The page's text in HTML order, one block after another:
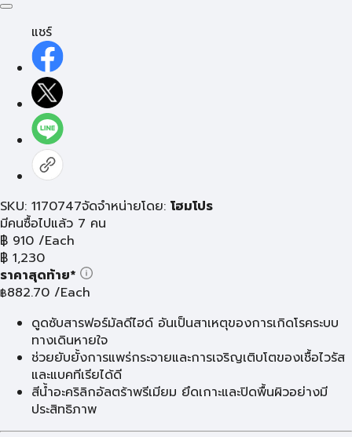
แชร์
SKU: 1170747จัดจำหน่ายโดย: โฮมโปร
มีคนซื้อไปแล้ว 7 คน
฿ 910 /Each
฿ 1,230
ราคาสุดท้าย*
฿882.70 /Each
ดูดซับสารฟอร์มัลดีไฮด์ อันเป็นสาเหตุของการเกิดโรคระบบ
ทางเดินหายใจ
ช่วยยับยั้งการแพร่กระจายและการเจริญเติบโตของเชื้อไวรัส
และแบคทีเรียได้ดี
สีน้ำอะคริลิกอัลตร้าพรีเมียม ยึดเกาะและปิดพื้นผิวอย่างมี
ประสิทธิภาพ